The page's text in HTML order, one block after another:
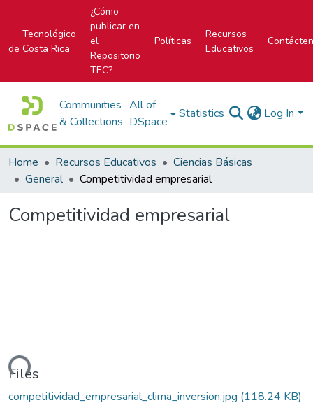
Tecnológico
de Costa Rica
¿Cómo
publicar en
el
Repositorio
TEC?
Políticas
Recursos
Educativos
Communities
& Collections
All of
DSpace
Statistics Log In
Home Recursos Educativos
Ciencias Básicas
General
Competitividad empresarial
Competitividad empresarial
Files
competitividad_empresarial_clima_inversion.jpg (118.24 KB)